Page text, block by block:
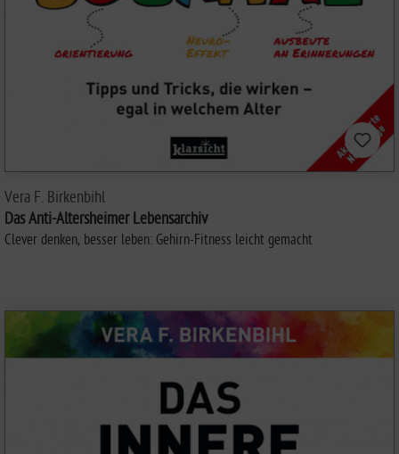
Vera F. Birkenbihl
Das Anti-Altersheimer Lebensarchiv
Clever denken, besser leben: Gehirn-Fitness leicht gemacht